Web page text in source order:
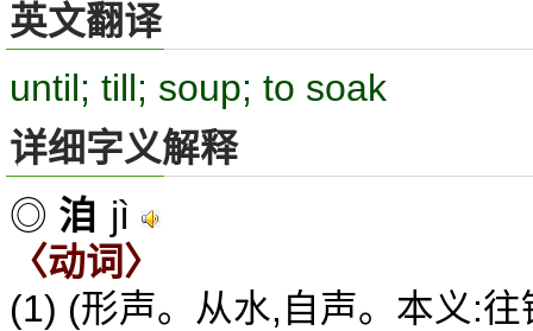
英文翻译
until; till; soup; to soak
详细字义解释
◎ 洎 jì
〈动词〉
(1) (形声。从水,自声。本义: